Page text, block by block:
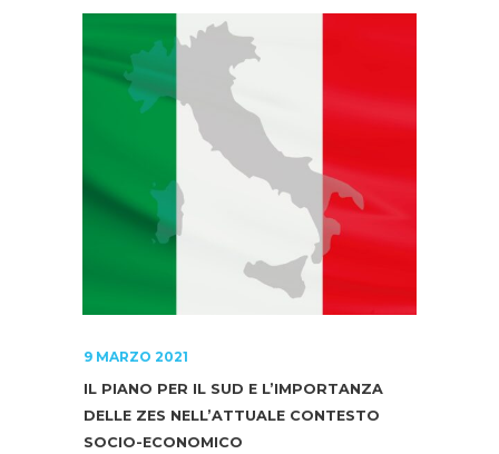
9 MARZO 2021
IL PIANO PER IL SUD E L’IMPORTANZA
DELLE ZES NELL’ATTUALE CONTESTO
SOCIO-ECONOMICO